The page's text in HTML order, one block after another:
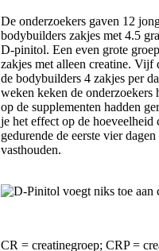
De onderzoekers gaven 12
bodybuilders zakjes met 4.5
D-pinitol. Een even grote
zakjes met alleen creatine. Vijf
de bodybuilders 4 zakjes per
weken keken de onderzoekers
op de supplementen hadden
je het effect op de hoeveelheid
gedurende de eerste vier
vasthouden.
CR = creatinegroep; CRP =